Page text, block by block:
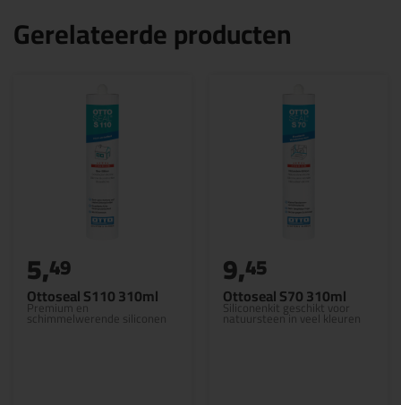
Gerelateerde producten
Ottoseal S110 310ml
Premium en
schimmelwerende siliconen
5,49
Ottoseal S70 310ml
Siliconenkit geschikt voor
natuursteen in veel kleuren
9,45